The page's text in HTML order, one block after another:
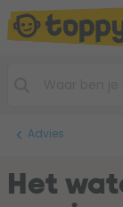
Advies
Het